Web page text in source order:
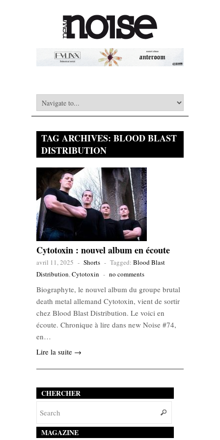
TAG ARCHIVES: BLOOD BLAST
DISTRIBUTION
Cytotoxin : nouvel album en écoute
avril 11, 2025 - Shorts - Tagged: Blood Blast
Distribution,Cytotoxin - no comments
Biographyte, le nouvel album du groupe brutal
death metal allemand Cytotoxin, vient de sortir
chez Blood Blast Distribution. Le voici en
écoute. Chronique à lire dans new Noise #74,
en…
Lire la suite →
CHERCHER
MAGAZINE